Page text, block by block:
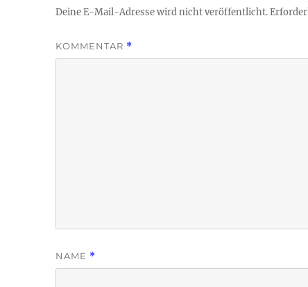
Deine E-Mail-Adresse wird nicht veröffentlicht.
KOMMENTAR *
NAME *